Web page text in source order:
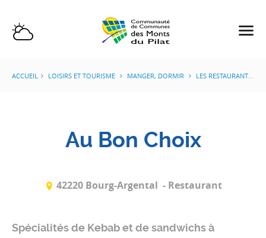
ACCUEIL LOISIRS ET TOURISME MANGER, DORMIR LES RESTAURANTS
Au Bon Choix
42220 Bourg-Argental - Restaurant
Spécialités de Kebab et de sandwichs à